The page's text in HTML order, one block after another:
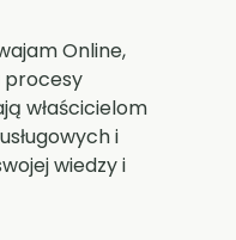
Online,
właścicielom
i
wiedzy i